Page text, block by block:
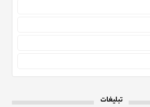
تبلیغات